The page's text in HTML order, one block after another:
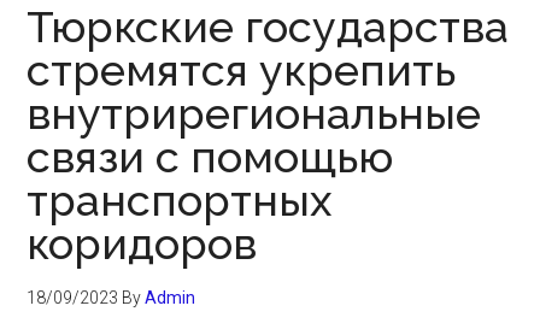
Тюркские государства
стремятся укрепить
внутрирегиональные
связи с помощью
транспортных
коридоров
18/09/2023 ByAdmin